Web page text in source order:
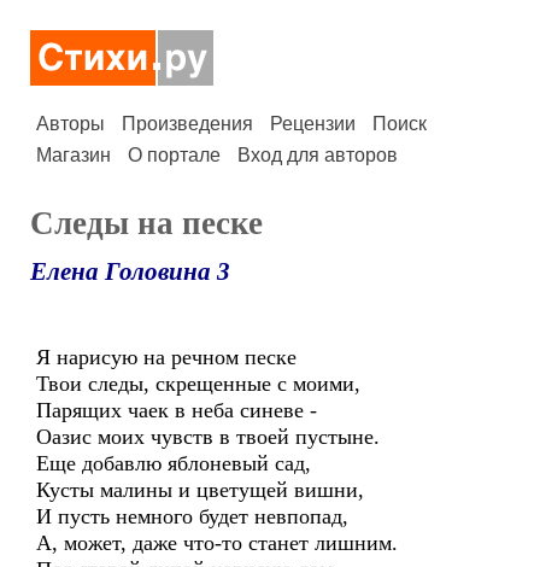
Авторы Произведения Рецензии
Поиск
Магазин
О портале Вход для авторов
Следы на песке
Елена Головина 3
Я нарисую на речном песке
Твои следы, скрещенные с моими,
Парящих чаек в неба синеве -
Оазис моих чувств в твоей пустыне.
Еще добавлю яблоневый сад,
Кусты малины и цветущей вишни,
И пусть немного будет невпопад,
А, может, даже что-то станет лишним.